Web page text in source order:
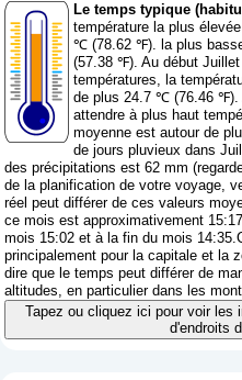
Le temps typique
température la plus
℃ (78.62 ℉). la plus
(57.38 ℉). Au début
températures, la
de plus 24.7 ℃ (76.46 ℉).
attendre à plus haut
moyenne est autour de
de jours pluvieux dans
des précipitations est 62 mm (
de la planification de votre voyage,
réel peut différer de ces valeurs
ce mois est approximativement
mois 15:02 et à la fin du mois
principalement pour la capitale et la
dire que le temps peut différer de
altitudes, en particulier dans les
Tapez ou cliquez ici pour voir les
d'endroits